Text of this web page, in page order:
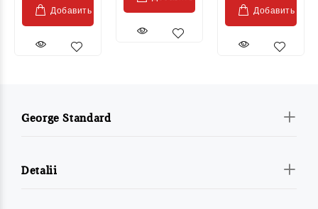
Добавить Добавить
George Standard
Detalii